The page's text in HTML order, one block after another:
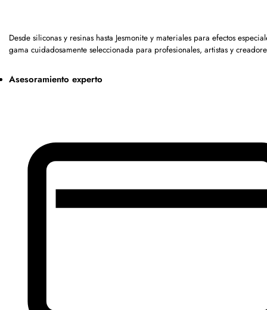
Desde siliconas y resinas hasta Jesmonite y materiales para efectos
gama cuidadosamente seleccionada para profesionales, artistas y
Asesoramiento experto